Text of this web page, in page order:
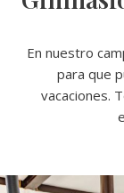
En nuestro
para que
vacaciones.